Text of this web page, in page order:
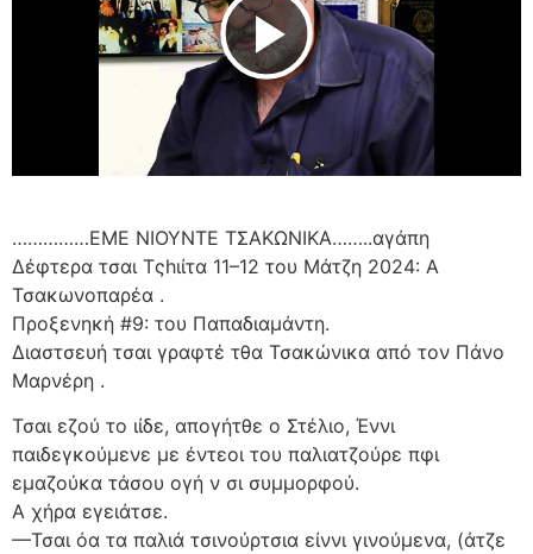
Play Video
……………ΕΜΕ ΝΙΟΥΝΤΕ ΤΣΑΚΩΝΙΚΑ……..αγάπη
Δέφτερα τσαι Τςhιίτα 11–12 του Μάτζη 2024: Α
Τσακωνοπαρέα .
Προξενηκή #9: του Παπαδιαμάντη.
Διαστσευή τσαι γραφτέ τθα Τσακώνικα από τον Πάνο
Μαρνέρη .
Τσαι εζού το ιίδε, απογήτθε ο Στέλιο, Έννι
παιδεγκούμενε με έντεοι του παλιατζούρε πφι
εμαζούκα τάσου ογή ν σι συμμορφού.
Α χήρα εγειάτσε.
—Τσαι όα τα παλιά τσινούρτσια είννι γινούμενα, (άτζε